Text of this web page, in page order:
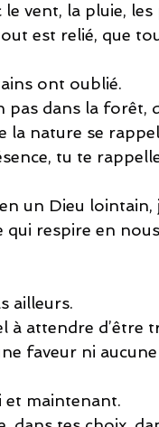
vent, la pluie,
est relié, que
ont oublié.
pas dans la
la nature se
tu te
un Dieu
qui respire en
ailleurs.
à attendre
faveur ni
et maintenant.